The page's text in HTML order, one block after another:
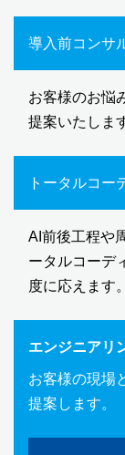
導入前コンサ
お客様のお悩
提案いたしま
トータルコー
AI前後工程や
ータルコーデ
度に応えます。
エンジニアリ
お客様の現場
提案します。